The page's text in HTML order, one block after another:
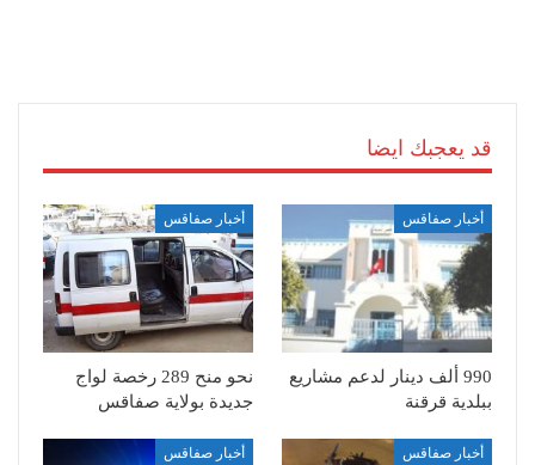
قد يعجبك ايضا
أخبار صفاقس
990 ألف دينار لدعم مشاريع
ببلدية قرقنة
أخبار صفاقس
نحو منح 289 رخصة لواج
جديدة بولاية صفاقس
أخبار صفاقس أخبار صفاقس